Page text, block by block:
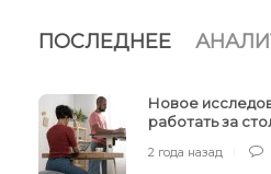
ПОСЛЕДНЕЕ
Новое
работать за
2 года назад